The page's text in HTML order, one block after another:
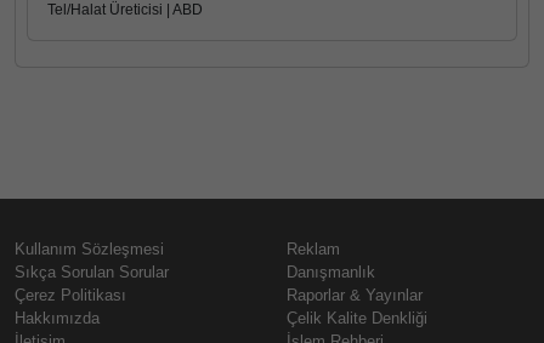
Tel/Halat Üreticisi | ABD
Kullanım Sözleşmesi
Sıkça Sorulan Sorular
Çerez Politikası
Hakkımızda
Reklam
Danışmanlık
Raporlar & Yayınlar
Çelik Kalite Denkliği